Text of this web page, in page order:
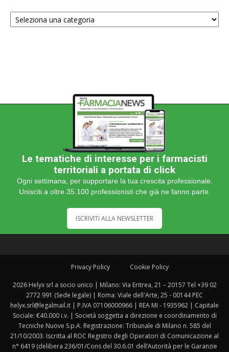
Scegli
una
Le tematiche di interesse per i farmacisti
territoriali a portata di click
Ogni settimana, per supportare la tua crescita professionale.
Unisciti a oltre 35.100 professionisti che già ne fanno parte.
ISCRIVITI ALLA NEWSLETTER
Privacy Policy Cookie Policy
2026 Helyx srl a socio unico | Milano: Via Eritrea, 21 – 20157 Tel +39 02
2772 991 (Sede legale) | Roma: Viale dell'Arte, 25 - 00144 PEC
helyx.srl@legalmail.it | P.IVA 07106000966 | REA MI - 1935962 | Capitale
Sociale: €40.000 i.v. | Società soggetta a direzione e coordinamento di
Tecniche Nuove S.p.A. Registrazione: Tribunale di Milano n. 585 del
21/10/2003. Iscritta al ROC Registro degli Operatori di Comunicazione al
n° 6419 (delibera 236/01/Cons del 30.6.01 dell’Autorità per le Garanzie